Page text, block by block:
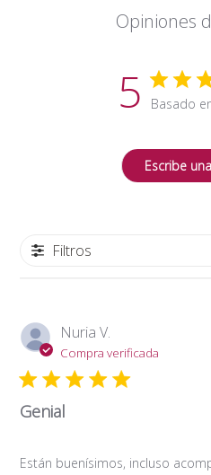
Opiniones
5 Basado
Escribe
Filtros
Nuria V.
Compra verificada
Genial
Están buenísimos, incluso